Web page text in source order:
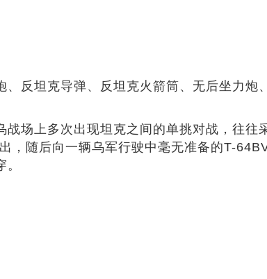
反坦克导弹、反坦克火箭筒、无后坐力炮
场上多次出现坦克之间的单挑对战，往往
，随后向一辆乌军行驶中毫无准备的T-